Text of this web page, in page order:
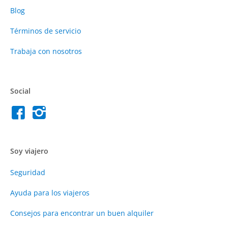
Blog
Términos de servicio
Trabaja con nosotros
Social
Soy viajero
Seguridad
Ayuda para los viajeros
Consejos para encontrar un buen alquiler